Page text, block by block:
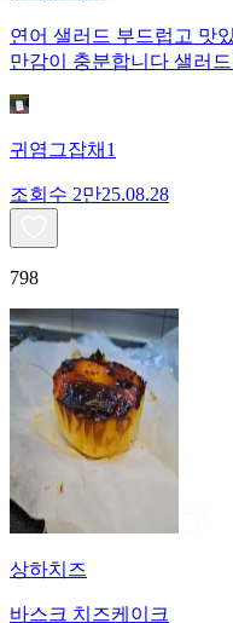
연어 샐러드 부드럽고 맛
만감이 충분합니다 샐러
귀염그잡채1
조회수 2만25.08.28
798
상하치즈
바스크 치즈케이크